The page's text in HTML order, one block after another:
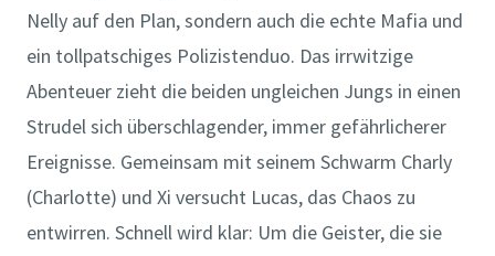
Nelly auf den Plan, sondern auch die echte Mafia und
ein tollpatschiges Polizistenduo. Das irrwitzige
Abenteuer zieht die beiden ungleichen Jungs in einen
Strudel sich überschlagender, immer gefährlicherer
Ereignisse. Gemeinsam mit seinem Schwarm Charly
(Charlotte) und Xi versucht Lucas, das Chaos zu
entwirren. Schnell wird klar: Um die Geister, die sie